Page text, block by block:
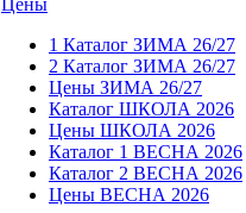
Цены
1 Каталог ЗИМА 26/27
2 Каталог ЗИМА 26/27
Цены ЗИМА 26/27
Каталог ШКОЛА 2026
Цены ШКОЛА 2026
Каталог 1 ВЕСНА 2026
Каталог 2 ВЕСНА 2026
Цены ВЕСНА 2026